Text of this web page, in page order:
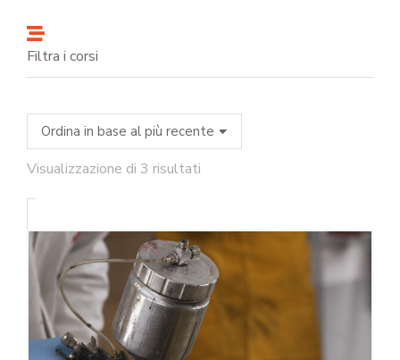
Filtra i corsi
Visualizzazione di 3 risultati